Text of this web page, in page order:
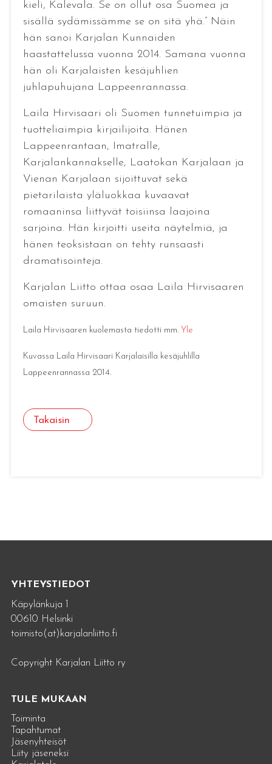
kieli, Kalevala. Se on ollut osa Suomea ja
sisällä sydämissämme se on sitä yhä.” Näin
hän sanoi Karjalan Kunnaiden
haastattelussa vuonna 2014. Samana vuonna
hän oli Karjalaisten kesäjuhlien
juhlapuhujana Lappeenrannassa.
Laila Hirvisaari oli Suomen tunnetuimpia ja
tuotteliaimpia kirjailijoita. Hänen
Lappeenrantaan, Imatralle,
Karjalankannakselle, Laatokan Karjalaan ja
Vienan Karjalaan sijoittuvat sekä
pietarilaista yläluokkaa kuvaavat
romaaninsa liittyvät toisiinsa laajoina
sarjoina. Hän kirjoitti useita näytelmiä, ja
hänen teoksistaan on tehty runsaasti
dramatisointeja.
Karjalan Liitto ottaa osaa Laila Hirvisaaren
omaisten suruun.
Laila Hirvisaaren kuolemasta tiedotti mm. Yle
Kuvassa Laila Hirvisaari Karjalaisilla kesäjuhlilla
Lappeenrannassa 2014.
Takaisin
YHTEYSTIEDOT
Käpylänkuja 1
00610 Helsinki
toimisto(at)karjalanliitto.fi
Copyright Karjalan Liitto ry
TULE MUKAAN
Toiminta
Tapahtumat
Jäsenyhteisöt
Liity jäseneksi